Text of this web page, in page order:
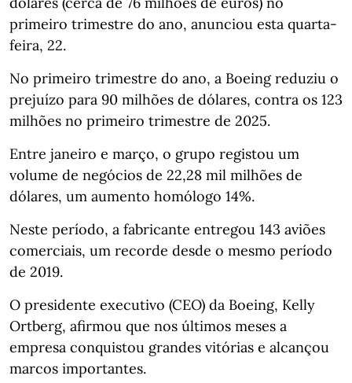
primeiro trimestre do ano, anunciou esta quarta-
feira, 22.
No primeiro trimestre do ano, a Boeing reduziu o
prejuízo para 90 milhões de dólares, contra os 123
milhões no primeiro trimestre de 2025.
Entre janeiro e março, o grupo registou um
volume de negócios de 22,28 mil milhões de
dólares, um aumento homólogo 14%.
Neste período, a fabricante entregou 143 aviões
comerciais, um recorde desde o mesmo período
de 2019.
O presidente executivo (CEO) da Boeing, Kelly
Ortberg, afirmou que nos últimos meses a
empresa conquistou grandes vitórias e alcançou
marcos importantes.